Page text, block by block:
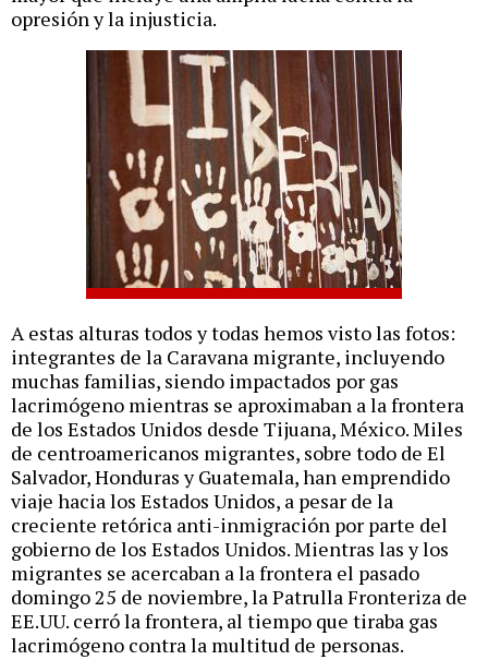
opresión y la injusticia.
A estas alturas todos y todas hemos visto las fotos:
integrantes de la Caravana migrante, incluyendo
muchas familias, siendo impactados por gas
lacrimógeno mientras se aproximaban a la frontera
de los Estados Unidos desde Tijuana, México. Miles
de centroamericanos migrantes, sobre todo de El
Salvador, Honduras y Guatemala, han emprendido
viaje hacia los Estados Unidos, a pesar de la
creciente retórica anti-inmigración por parte del
gobierno de los Estados Unidos. Mientras las y los
migrantes se acercaban a la frontera el pasado
domingo 25 de noviembre, la Patrulla Fronteriza de
EE.UU. cerró la frontera, al tiempo que tiraba gas
lacrimógeno contra la multitud de personas.